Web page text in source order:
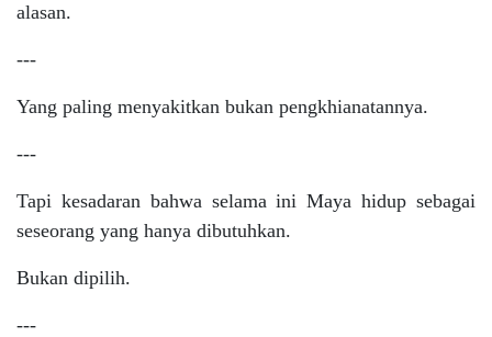
alasan.
---
Yang paling menyakitkan bukan pengkhianatannya.
---
Tapi kesadaran bahwa selama ini Maya hidup sebagai
seseorang yang hanya dibutuhkan.
Bukan dipilih.
---